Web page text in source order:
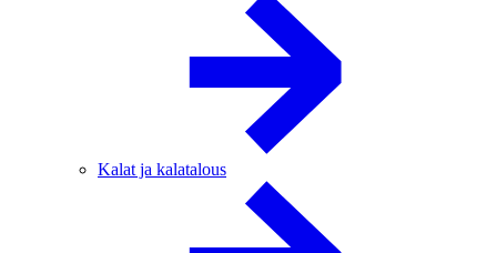
Kalat ja kalatalous